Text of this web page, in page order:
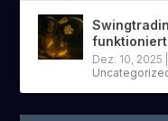
funktioniert
Dez. 10, 2025